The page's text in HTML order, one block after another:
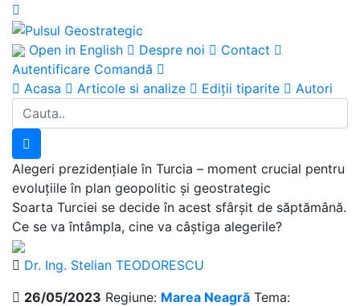
Open in English Despre noi
Contact
Autentificare Comandă
Acasa
Articole si analize Ediţii tiparite Autori
Alegeri prezidențiale în Turcia – moment crucial pentru
evoluțiile în plan geopolitic și geostrategic
Soarta Turciei se decide în acest sfârșit de săptămână.
Ce se va întâmpla, cine va câștiga alegerile?
Dr. Ing. Stelian TEODORESCU
26/05/2023 Regiune: Marea Neagră Tema: